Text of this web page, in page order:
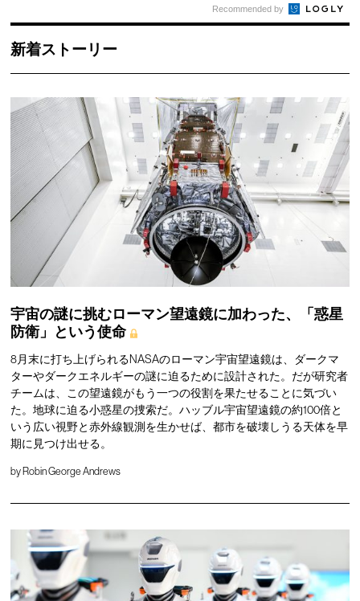
Recommended by
新着ストーリー
宇宙の謎に挑むローマン望遠鏡に加わった、「惑星
防衛」という使命
8月末に打ち上げられるNASAのローマン宇宙望遠鏡は、ダークマ
ターやダークエネルギーの謎に迫るために設計された。だが研究者
チームは、この望遠鏡がもう一つの役割を果たせることに気づい
た。地球に迫る小惑星の捜索だ。ハッブル宇宙望遠鏡の約100倍と
いう広い視野と赤外線観測を生かせば、都市を破壊しうる天体を早
期に見つけ出せる。
by Robin George Andrews